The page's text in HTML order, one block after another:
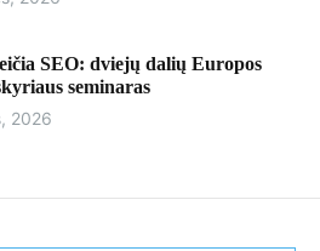
SEO: dviejų dalių Europos
seminaras
2026